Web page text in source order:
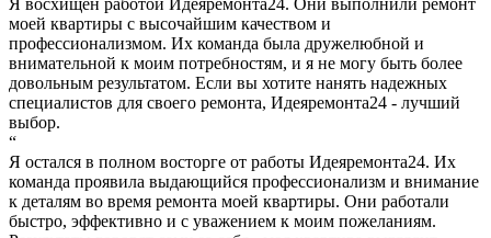
Я восхищен работой Идеяремонта24. Они выполнили ремонт
моей квартиры с высочайшим качеством и
профессионализмом. Их команда была дружелюбной и
внимательной к моим потребностям, и я не могу быть более
довольным результатом. Если вы хотите нанять надежных
специалистов для своего ремонта, Идеяремонта24 - лучший
выбор.
“
Я остался в полном восторге от работы Идеяремонта24. Их
команда проявила выдающийся профессионализм и внимание
к деталям во время ремонта моей квартиры. Они работали
быстро, эффективно и с уважением к моим пожеланиям.